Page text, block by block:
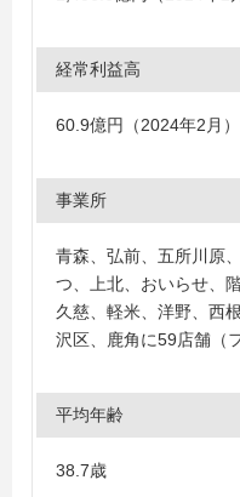
経常利益高
60.9億円（2024年2月）
事業所
青森、弘前、五所川原
つ、上北、おいらせ、
久慈、軽米、洋野、西
沢区、鹿角に59店舗（
平均年齢
38.7歳